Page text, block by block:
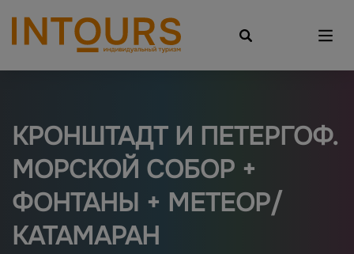
КРОНШТАДТ И ПЕТЕРГОФ.
МОРСКОЙ СОБОР +
ФОНТАНЫ + МЕТЕОР/
КАТАМАРАН